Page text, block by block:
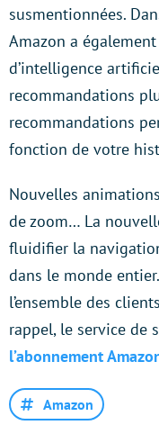
susmentionnées.
Amazon a
d’intelligence
recommandations
recommandations
fonction de votre
Nouvelles
de zoom… La
fluidifier la
dans le monde
l’ensemble des clients
rappel, le service de
l’abonnement
Amazon